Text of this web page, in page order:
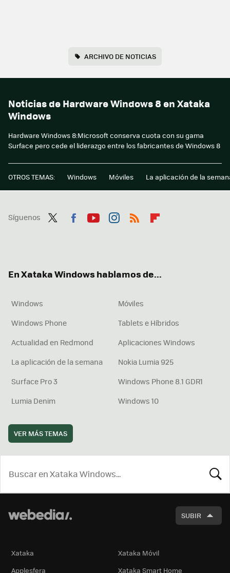
ARCHIVO DE NOTICIAS
Noticias de Hardware Windows 8 en Xataka
Windows
Hardware Windows 8:Microsoft conserva cuota con su gama
Surface pero cede el liderazgo entre los fabricantes de Windows 8
OTROS TEMAS: Windows Móviles La aplicación de la
Síguenos
En Xataka Windows hablamos de...
Windows
Móviles
Windows Phone
Tablets e Híbridos
Actualidad en Redmond
Aplicaciones Windows
La aplicación de la semana
Nokia Lumia 925
Surface Pro 3
Windows Phone 8.1 GDR1
Lumia Denim
Windows 10
VER MÁS TEMAS
SUBIR
Xataka
Xataka Móvil
Applesfera
Xataka Smart Home